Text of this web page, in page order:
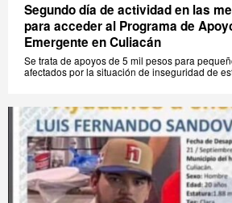
Segundo día de actividad en las
para acceder al Programa de
Emergente en Culiacán
Se trata de apoyos de 5 mil pesos para
afectados por la situación de inseguridad de